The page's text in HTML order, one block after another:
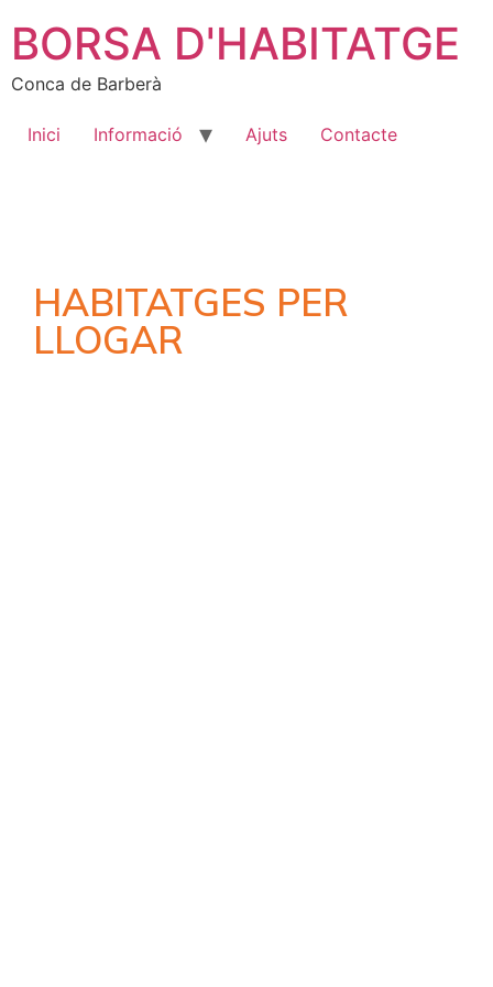
BORSA D'HABITATGE
Conca de Barberà
Inici Informació Ajuts Contacte
HABITATGES PER
LLOGAR